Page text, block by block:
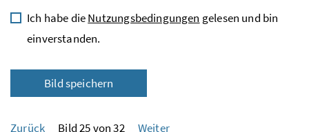
Ich habe dieNutzungsbedingungen gelesen und bin
einverstanden.
Bild speichern
Zurück Bild 25 von 32 Weiter